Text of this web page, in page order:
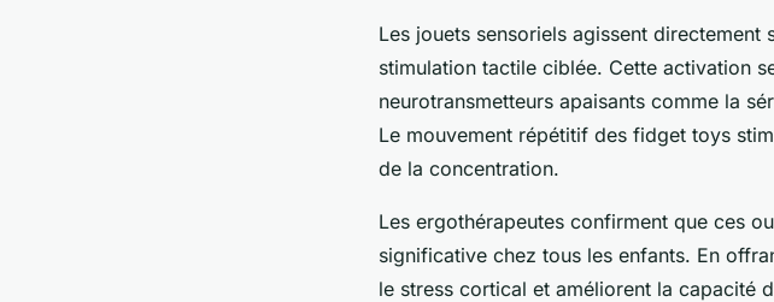
Les jouets sensoriels agissent directement
stimulation tactile ciblée. Cette activation
neurotransmetteurs apaisants comme la
Le mouvement répétitif des fidget toys
de la concentration.
Les ergothérapeutes confirment que ces
significative chez tous les enfants. En
le stress cortical et améliorent la capacité